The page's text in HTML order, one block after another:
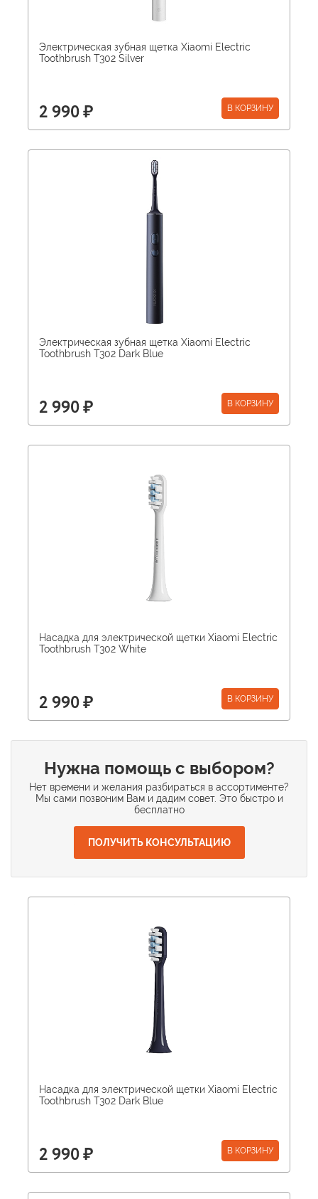
Электрическая зубная щетка Xiaomi Electric
Toothbrush T302 Silver
2 990 ₽ В КОРЗИНУ
Электрическая зубная щетка Xiaomi Electric
Toothbrush T302 Dark Blue
2 990 ₽ В КОРЗИНУ
Насадка для электрической щетки Xiaomi Electric
Toothbrush T302 White
2 990 ₽ В КОРЗИНУ
Нужна помощь с выбором?
Нет времени и желания разбираться в ассортименте?
Мы сами позвоним Вам и дадим совет. Это быстро и
бесплатно
ПОЛУЧИТЬ КОНСУЛЬТАЦИЮ
Насадка для электрической щетки Xiaomi Electric
Toothbrush T302 Dark Blue
2 990 ₽ В КОРЗИНУ